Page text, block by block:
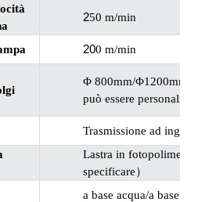
250 m/min
200 m/min
Φ 800mm/Φ1200mm/
può essere
Trasmissione ad
Lastra in fotopolimero
specificare）
a base acqua/a base